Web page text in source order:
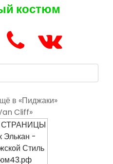
костюм
в «Пиджаки»
Cliff»